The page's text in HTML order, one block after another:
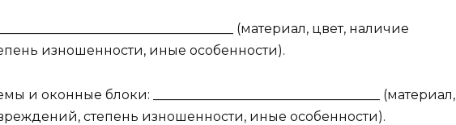
(материал, цвет, наличие
изношенности, иные особенности).
и оконные блоки: ___________________________________ (материал,
степень изношенности, иные особенности).